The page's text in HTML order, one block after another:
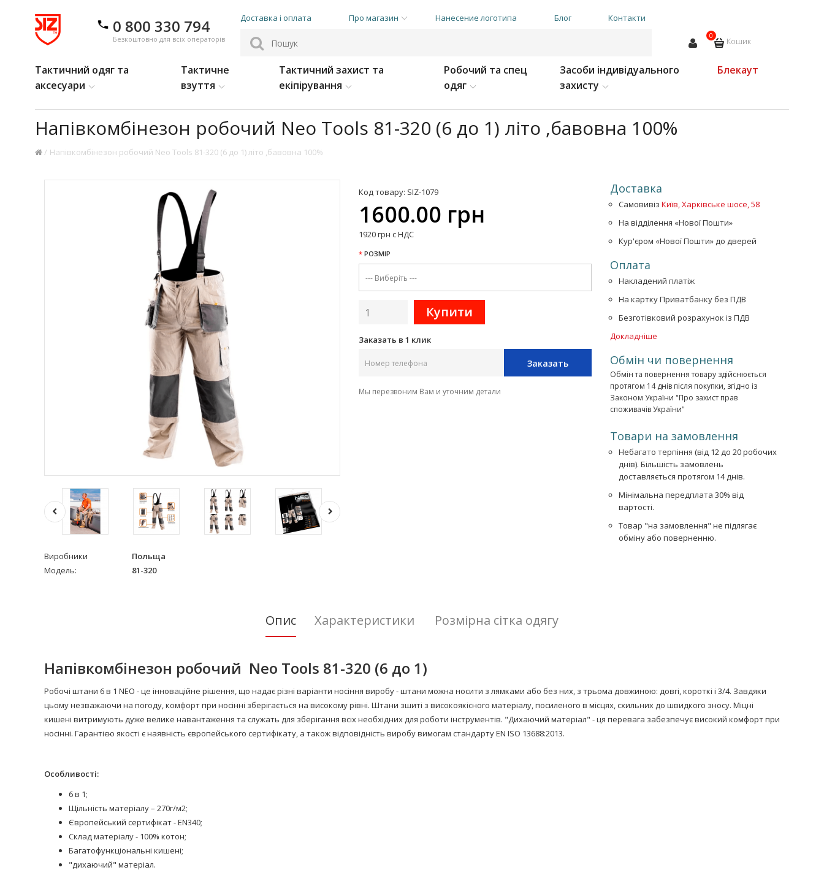
0 800 330 794
Безкоштовно для всіх операторів
Доставка і оплата Про магазин Нанесение логотипа Блог Контакти
0 Кошик
Тактичний одяг та
аксесуари
Тактичне
взуття
Тактичний захист та
екіпірування
Робочий та спец
одяг
Засоби індивідуального
захисту
Блекаут
Напівкомбінезон робочий Neo Tools 81-320 (6 до 1) літо ,бавовна 100%
Напівкомбінезон робочий Neo Tools 81-320 (6 до 1) літо ,бавовна 100%
Виробники
Польща
Модель:
81-320
Код товару: SIZ-1079
1600.00 грн
1920 грн с НДС
РОЗМІР
Заказать в 1 клик
Заказать
Мы перезвоним Вам и уточним детали
Доставка
Самовивіз Київ, Харківське шосе, 58
На відділення «Нової Пошти»
Кур'єром «Нової Пошти» до дверей
Оплата
Накладений платіж
На картку Приватбанку без ПДВ
Безготівковий розрахунок із ПДВ
Докладніше
Обмін чи повернення
Обмін та повернення товару здійснюється
протягом 14 днів після покупки, згідно із
Законом України "Про захист прав
споживачів України"
Товари на замовлення
Небагато терпіння (від 12 до 20 робочих
днів). Більшість замовлень
доставляється протягом 14 днів.
Мінімальна передплата 30% від
вартості.
Товар "на замовлення" не підлягає
обміну або поверненню.
Опис Характеристики Розмірна сітка одягу
Напівкомбінезон робочий Neo Tools 81-320 (6 до 1)
Робочі штани 6 в 1 NEO - це інноваційне рішення, що надає різні варіанти носіння виробу - штани можна носити з лямками або без них, з трьома довжиною: довгі, короткі і 3/4. Завдяки
цьому незважаючи на погоду, комфорт при носінні зберігається на високому рівні. Штани зшиті з високоякісного матеріалу, посиленого в місцях, схильних до швидкого зносу. Міцні
кишені витримують дуже велике навантаження та служать для зберігання всіх необхідних для роботи інструментів. "Дихаючий матеріал" - ця перевага забезпечує високий комфорт при
носінні. Гарантією якості є наявність європейського сертифікату, а також відповідність виробу вимогам стандарту EN ISO 13688:2013.
Особливості:
6 в 1;
Щільність матеріалу – 270г/м2;
Європейський сертифікат - EN340;
Склад матеріалу - 100% котон;
Багатофункціональні кишені;
"дихаючий" матеріал.